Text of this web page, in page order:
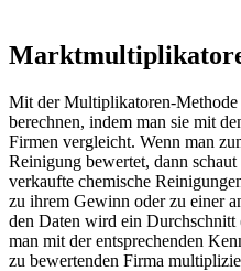
Mit der Multiplikatoren-Methode
berechnen, indem man sie mit
Firmen vergleicht. Wenn man
Reinigung bewertet, dann
verkaufte chemische
zu ihrem Gewinn oder zu einer
den Daten wird ein
man mit der entsprechenden
zu bewertenden Firma